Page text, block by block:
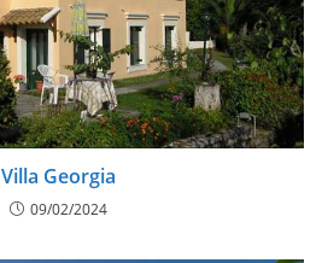
Villa Georgia
09/02/2024